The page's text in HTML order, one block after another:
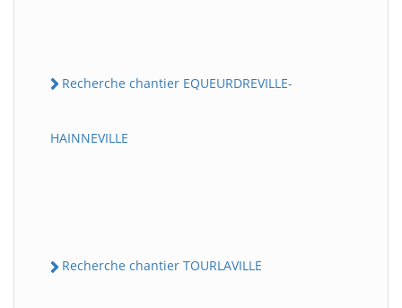
Recherche chantier EQUEURDREVILLE-
HAINNEVILLE
Recherche chantier TOURLAVILLE